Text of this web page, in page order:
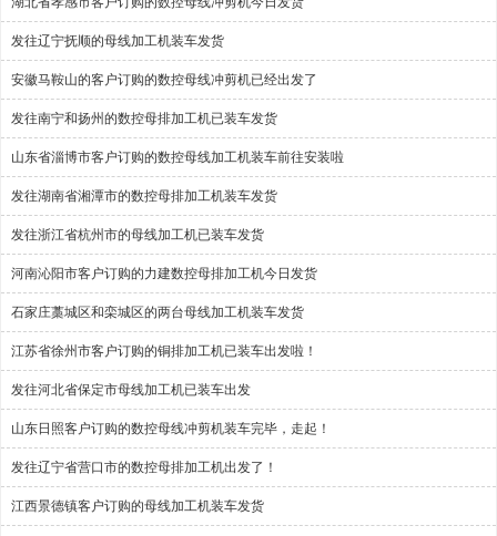
发往辽宁抚顺的母线加工机装车发货
安徽马鞍山的客户订购的数控母线冲剪机已经出发了
发往南宁和扬州的数控母排加工机已装车发货
山东省淄博市客户订购的数控母线加工机装车前往安装啦
发往湖南省湘潭市的数控母排加工机装车发货
发往浙江省杭州市的母线加工机已装车发货
河南沁阳市客户订购的力建数控母排加工机今日发货
石家庄藁城区和栾城区的两台母线加工机装车发货
江苏省徐州市客户订购的铜排加工机已装车出发啦！
发往河北省保定市母线加工机已装车出发
山东日照客户订购的数控母线冲剪机装车完毕，走起！
发往辽宁省营口市的数控母排加工机出发了！
江西景德镇客户订购的母线加工机装车发货